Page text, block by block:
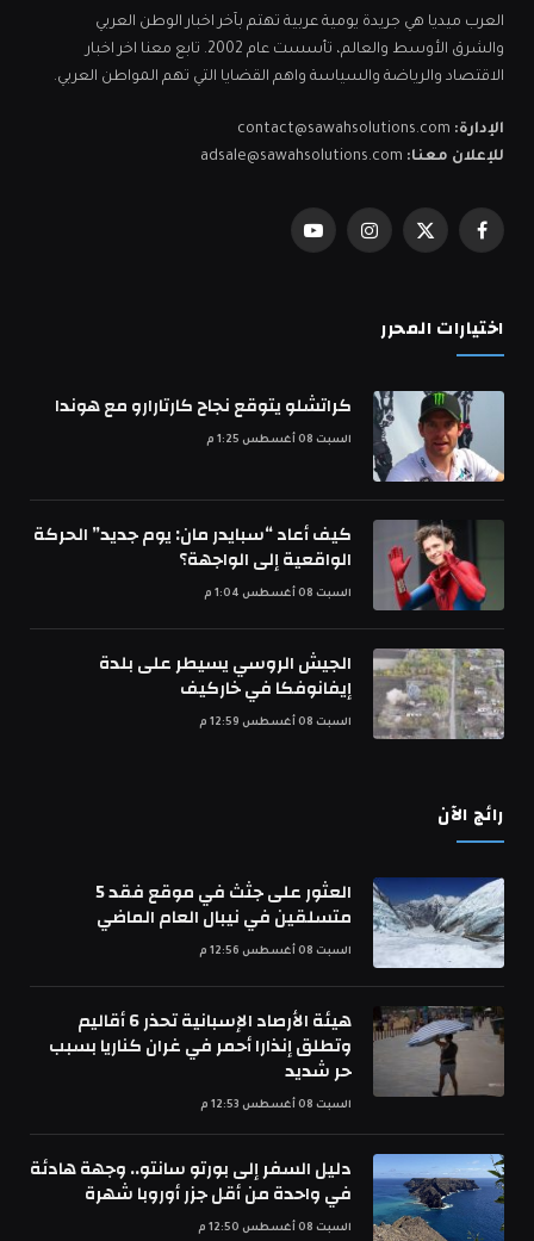
العرب ميديا هي جريدة يومية عربية تهتم بآخر اخبار الوطن العربي
والشرق الأوسط والعالم، تأسست عام 2002. تابع معنا اخر اخبار
الاقتصاد والرياضة والسياسة واهم القضايا التي تهم المواطن العربي.
الإدارة: contact@sawahsolutions.com
للإعلان معنا: adsale@sawahsolutions.com
فيسبوكX
الانستغراميوتيوب
اختيارات المحرر
كراتشلو يتوقع نجاح كارتارارو مع هوندا
السبت 08 أغسطس 1:25 م
كيف أعاد “سبايدر مان: يوم جديد” الحركة
الواقعية إلى الواجهة؟
السبت 08 أغسطس 1:04 م
الجيش الروسي يسيطر على بلدة
إيفانوفكا في خاركيف
السبت 08 أغسطس 12:59 م
رائج الآن
العثور على جثث في موقع فقد 5
متسلقين في نيبال العام الماضي
السبت 08 أغسطس 12:56 م
هيئة الأرصاد الإسبانية تحذر 6 أقاليم
وتطلق إنذارا أحمر في غران كناريا بسبب
حر شديد
السبت 08 أغسطس 12:53 م
دليل السفر إلى بورتو سانتو.. وجهة هادئة
في واحدة من أقل جزر أوروبا شهرة
السبت 08 أغسطس 12:50 م